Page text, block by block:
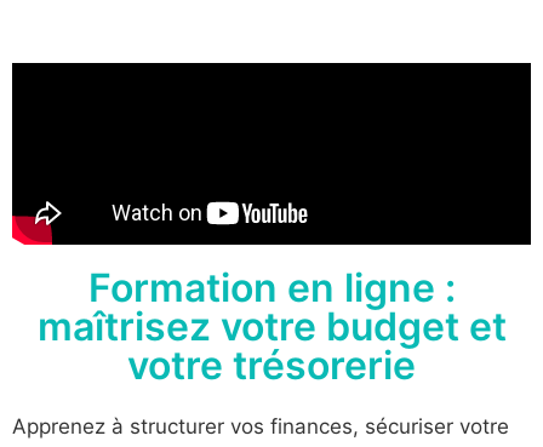
Formation en ligne :
maîtrisez votre budget et
votre trésorerie
Apprenez à structurer vos finances, sécuriser votre